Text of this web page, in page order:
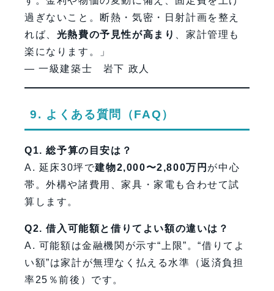
過ぎないこと。断熱・気密・日射計画を整え
れば、 光熱費の予見性が高まり
、家計管理も
楽になります。」
— 一級建築士 岩下 政人
9. よくある質問（FAQ）
Q1. 総予算の目安は？
A. 延床30坪で建物2,000〜2,800万円 が中心
帯。外構や諸費用、家具・家電も合わせて試
算します。
Q2. 借入可能額と借りてよい額の違いは？
A. 可能額は金融機関が示す“上限”。“借りてよ
い額”は家計が無理なく払える水準（返済負担
率25％前後）です。